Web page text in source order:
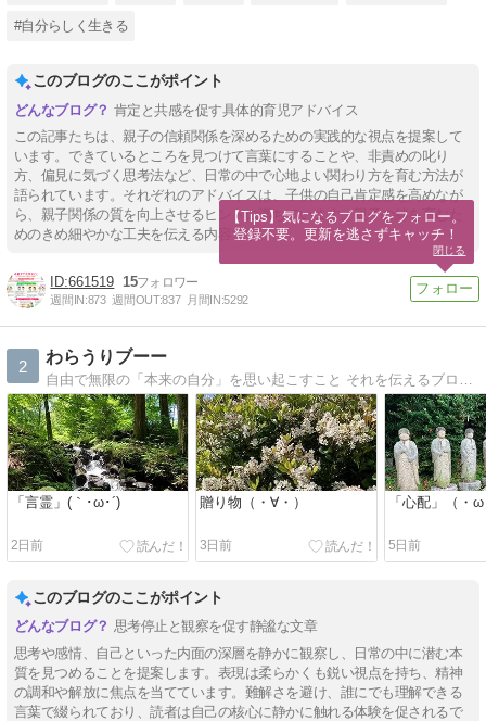
#自分らしく生きる
このブログのここがポイント
肯定と共感を促す具体的育児アドバイス
この記事たちは、親子の信頼関係を深めるための実践的な視点を提案して
います。できているところを見つけて言葉にすることや、非責めの叱り
方、偏見に気づく思考法など、日常の中で心地よい関わり方を育む方法が
語られています。それぞれのアドバイスは、子供の自己肯定感を高めなが
ら、親子関係の質を向上させるヒントに満ちています。親子の絆を育むた
めのきめ細やかな工夫を伝える内容です。
661519 15
週間IN:873 週間OUT:837 月間IN:5292
2
わらうりブーー
「言霊」(｀･ω･´)
2日前
贈り物（・∀・）
3日前
「心配」（・
5日前
このブログのここがポイント
思考停止と観察を促す静謐な文章
思考や感情、自己といった内面の深層を静かに観察し、日常の中に潜む本
質を見つめることを提案します。表現は柔らかくも鋭い視点を持ち、精神
の調和や解放に焦点を当てています。難解さを避け、誰にでも理解できる
言葉で綴られており、読者は自己の核心に静かに触れる体験を促されるで
【Tips】気になるブログをフォロー。
登録不要。更新を逃さずキャッチ！
閉じる